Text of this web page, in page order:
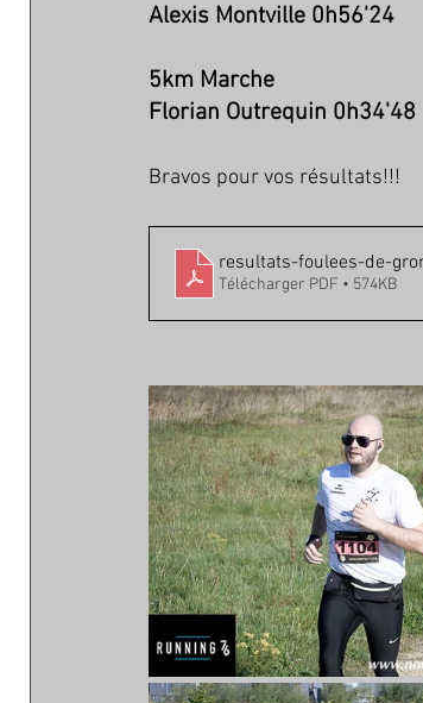
Alexis Montville 0h56'24
5km Marche
Florian Outrequin 0h34'48
Bravos pour vos résultats!!!
resultats-foulees-de-
Télécharger PDF • 574KB